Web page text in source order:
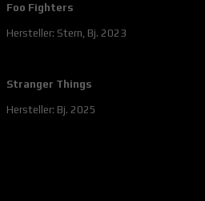
Foo Fighters
Hersteller: Stern, Bj. 2023
Stranger Things
Hersteller: Bj. 2025